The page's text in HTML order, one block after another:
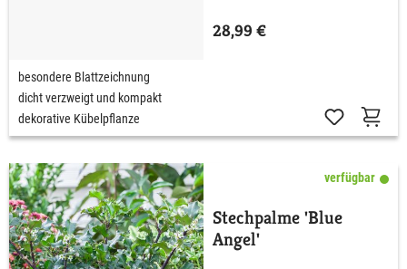
28,99 €
besondere Blattzeichnung
dicht verzweigt und kompakt
dekorative Kübelpflanze
verfügbar
Stechpalme 'Blue
Angel'